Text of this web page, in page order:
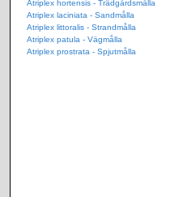
Atriplex hortensis - Trädgårdsmålla
Atriplex laciniata - Sandmålla
Atriplex littoralis - Strandmålla
Atriplex patula - Vägmålla
Atriplex prostrata - Spjutmålla